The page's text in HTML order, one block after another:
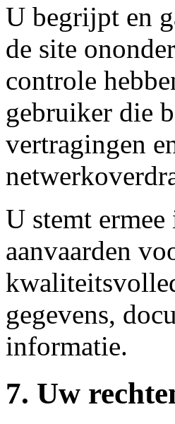
U begrijpt en
de site
controle
gebruiker die
vertragingen
U stemt
aanvaarden
gegevens,
informatie.
7. Uw